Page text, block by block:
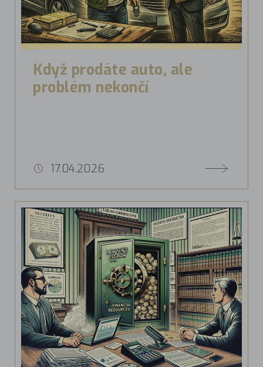
Když prodáte auto, ale
problém nekončí
17.04.2026